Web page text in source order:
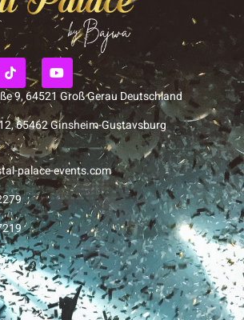
9, 64521 Groß Gerau Deutschland
65462 Ginsheim-Gustavsburg
palace-events.com